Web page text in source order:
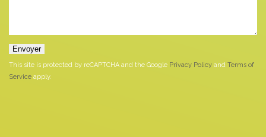
This site is protected by reCAPTCHA and the Google Privacy Policy and Terms of
Service apply.